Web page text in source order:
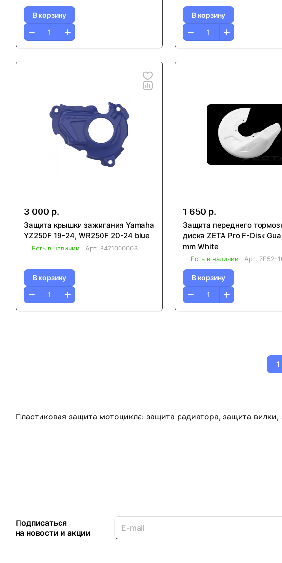
В корзину В корзину
3 000 р.
Защита крышки зажигания Yamaha
YZ250F 19-24, WR250F 20-24 blue
Есть в наличии Арт. 8471000003
В корзину
1 650 р.
Защита переднего
диска ZETA Pro F-Disk
mm White
Есть в наличии Арт. ZE52-
В корзину
1
Пластиковая защита мотоцикла: защита радиатора, защита
Подписаться
на новости и акции